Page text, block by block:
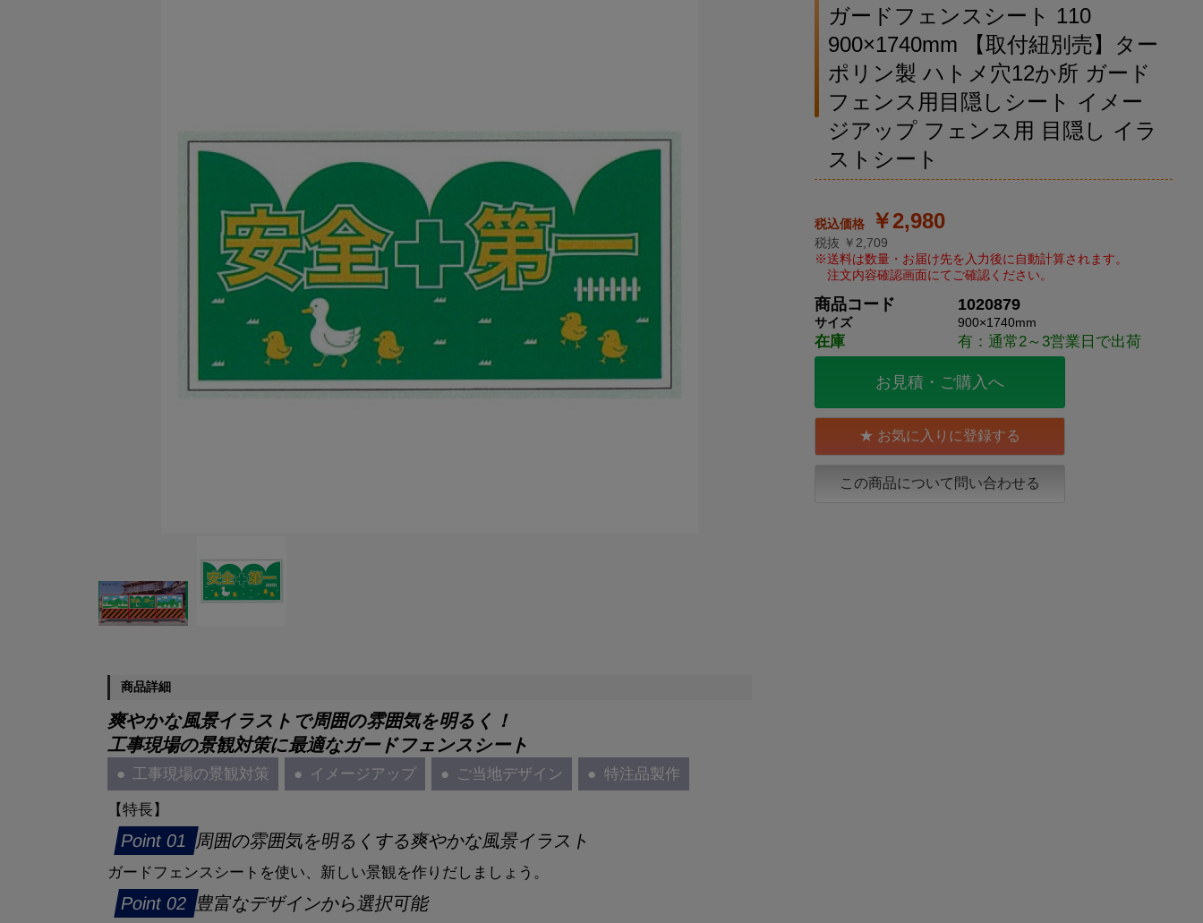
商品詳細
爽やかな風景イラストで周囲の雰囲気を明るく！
工事現場の景観対策に最適なガードフェンスシート
工事現場の景観対策 イメージアップ ご当地デザイン 特注品製作
【特長】
周囲の雰囲気を明るくする爽やかな風景イラスト
ガードフェンスシートを使い、新しい景観を作りだしましょう。
豊富なデザインから選択可能
ガードフェンスシート 110
900×1740mm 【取付紐別売】ター
ポリン製 ハトメ穴12か所 ガード
フェンス用目隠しシート イメー
ジアップ フェンス用 目隠し イラ
ストシート
￥2,980
税抜 ￥2,709
商品コード 1020879
サイズ 900×1740mm
在庫 有：通常2～3営業日で出荷
お見積・ご購入へ
この商品について問い合わせる
お気に入りに登録する